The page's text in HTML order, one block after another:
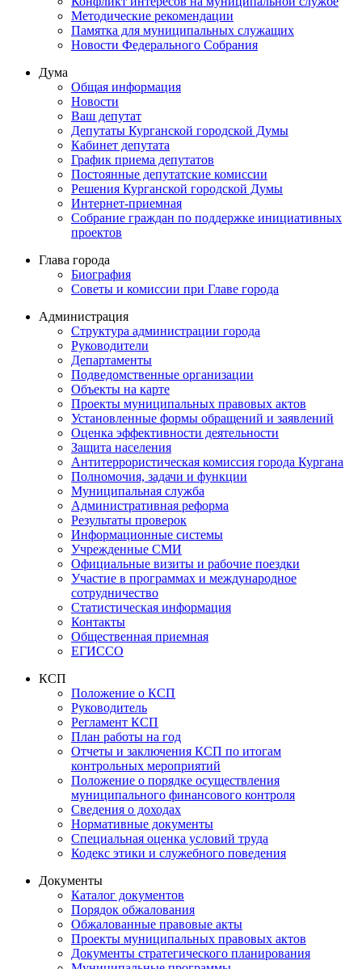
Методические рекомендации
Памятка для муниципальных служащих
Новости Федерального Cобрания
Дума
Общая информация
Новости
Ваш депутат
Депутаты Курганской городской Думы
Кабинет депутата
График приема депутатов
Постоянные депутатские комиссии
Решения Курганской городской Думы
Интернет-приемная
Собрание граждан по поддержке инициативных
проектов
Глава города
Биография
Советы и комиссии при Главе города
Администрация
Структура администрации города
Руководители
Департаменты
Подведомственные организации
Объекты на карте
Проекты муниципальных правовых актов
Установленные формы обращений и заявлений
Оценка эффективности деятельности
Защита населения
Антитеррористическая комиссия города Кургана
Полномочия, задачи и функции
Муниципальная служба
Административная реформа
Результаты проверок
Информационные системы
Учрежденные СМИ
Официальные визиты и рабочие поездки
Участие в программах и международное
сотрудничество
Статистическая информация
Контакты
Общественная приемная
ЕГИССО
КСП
Положение о КСП
Руководитель
Регламент КСП
План работы на год
Отчеты и заключения КСП по итогам
контрольных мероприятий
Положение о порядке осуществления
муниципального финансового контроля
Сведения о доходах
Нормативные документы
Специальная оценка условий труда
Кодекс этики и служебного поведения
Документы
Каталог документов
Порядок обжалования
Обжалованные правовые акты
Проекты муниципальных правовых актов
Документы стратегического планирования